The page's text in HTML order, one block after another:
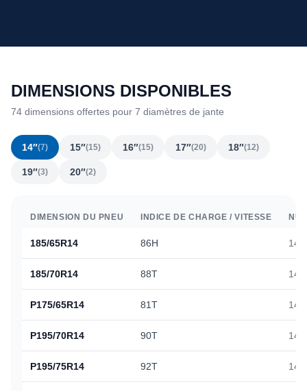
DIMENSIONS DISPONIBLES
74 dimensions offertes pour 7 diamètres de jante
14″(7) 15″(15) 16″(15) 17″(20) 18″(12)
19″(3) 20″(2)
DIMENSION DU PNEU INDICE DE CHARGE / VITESSE
185/65R14 86H
185/70R14 88T
P175/65R14 81T
P195/70R14 90T
P195/75R14 92T